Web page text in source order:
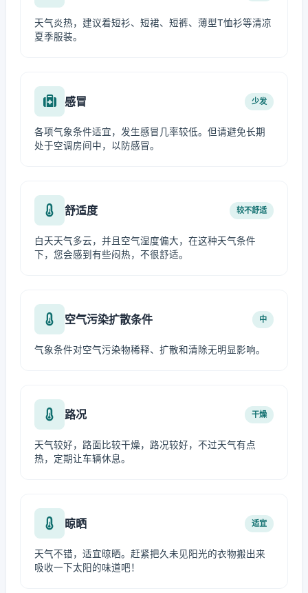
天气炎热，建议着短衫、短裙、短裤、薄型T恤衫等清凉
夏季服装。
感冒 少发
各项气象条件适宜，发生感冒几率较低。但请避免长期
处于空调房间中，以防感冒。
舒适度 较不舒适
白天天气多云，并且空气湿度偏大，在这种天气条件
下，您会感到有些闷热，不很舒适。
空气污染扩散条件 中
气象条件对空气污染物稀释、扩散和清除无明显影响。
路况 干燥
天气较好，路面比较干燥，路况较好，不过天气有点
热，定期让车辆休息。
晾晒 适宜
天气不错，适宜晾晒。赶紧把久未见阳光的衣物搬出来
吸收一下太阳的味道吧！